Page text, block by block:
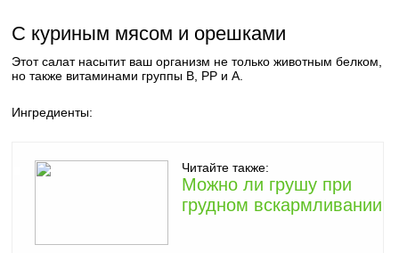
С куриным мясом и орешками
Этот салат насытит ваш организм не только животным белком,
но также витаминами группы B, РР и А.
Ингредиенты:
Читайте также:
Можно ли грушу при
грудном вскармливании